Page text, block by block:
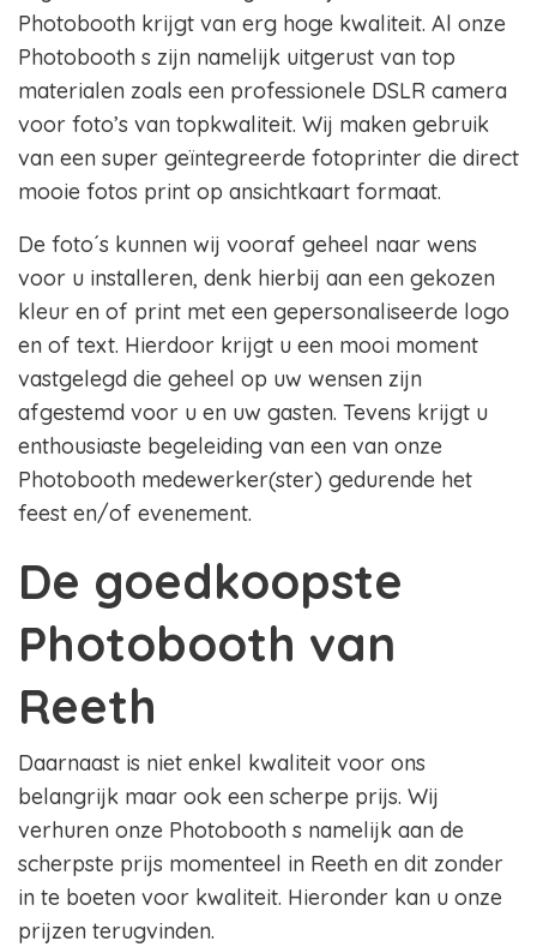
Photobooth krijgt van erg hoge kwaliteit. Al onze
Photobooth s zijn namelijk uitgerust van top
materialen zoals een professionele DSLR camera
voor foto’s van topkwaliteit. Wij maken gebruik
van een super geïntegreerde fotoprinter die direct
mooie fotos print op ansichtkaart formaat.
De foto´s kunnen wij vooraf geheel naar wens
voor u installeren, denk hierbij aan een gekozen
kleur en of print met een gepersonaliseerde logo
en of text. Hierdoor krijgt u een mooi moment
vastgelegd die geheel op uw wensen zijn
afgestemd voor u en uw gasten. Tevens krijgt u
enthousiaste begeleiding van een van onze
Photobooth medewerker(ster) gedurende het
feest en/of evenement.
De goedkoopste
Photobooth van
Reeth
Daarnaast is niet enkel kwaliteit voor ons
belangrijk maar ook een scherpe prijs. Wij
verhuren onze Photobooth s namelijk aan de
scherpste prijs momenteel in Reeth en dit zonder
in te boeten voor kwaliteit. Hieronder kan u onze
prijzen terugvinden.